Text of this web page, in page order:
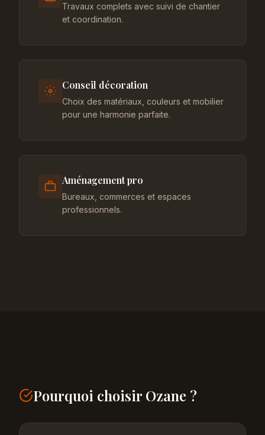
Travaux complets avec suivi de chantier
et coordination.
Conseil décoration
Choix des matériaux, couleurs et mobilier
pour une harmonie parfaite.
Aménagement pro
Bureaux, commerces et espaces
professionnels.
Pourquoi choisir Ozane ?